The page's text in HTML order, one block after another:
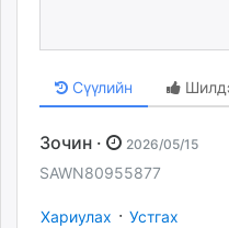
Сүүлийн
Зочин · 2026/05/15
SAWN80955877
Хариулах · Устгах